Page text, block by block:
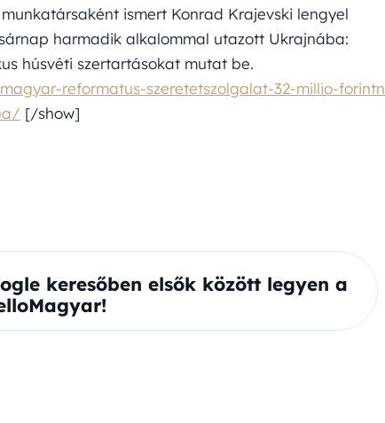
ismert Konrad Krajevski lengyel
harmadik alkalommal utazott Ukrajnába:
húsvéti szertartásokat mutat be.
reformatus-szeretetszolgalat-32-millio-
[/show]
keresőben elsők között legyen a